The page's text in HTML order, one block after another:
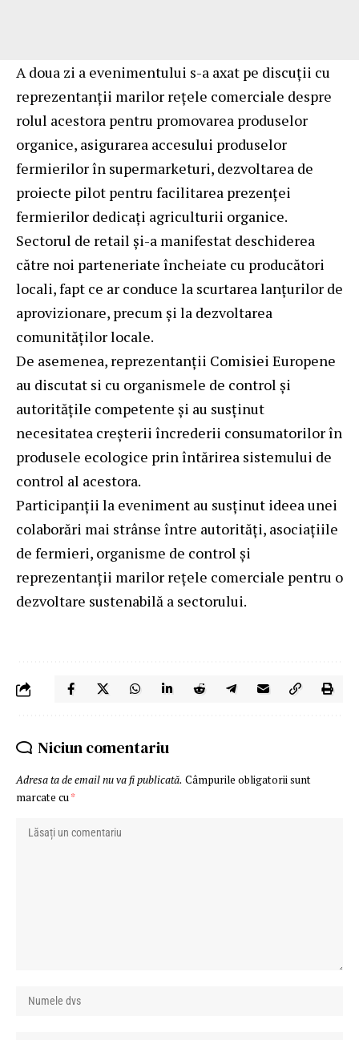
A doua zi a evenimentului s-a axat pe discuții cu
reprezentanții marilor rețele comerciale despre
rolul acestora pentru promovarea produselor
organice, asigurarea accesului produselor
fermierilor în supermarketuri, dezvoltarea de
proiecte pilot pentru facilitarea prezenței
fermierilor dedicați agriculturii organice.
Sectorul de retail și-a manifestat deschiderea
către noi parteneriate încheiate cu producători
locali, fapt ce ar conduce la scurtarea lanțurilor de
aprovizionare, precum și la dezvoltarea
comunităților locale.
De asemenea, reprezentanții Comisiei Europene
au discutat si cu organismele de control și
autoritățile competente și au susținut
necesitatea creșterii încrederii consumatorilor în
produsele ecologice prin întărirea sistemului de
control al acestora.
Participanții la eveniment au susținut ideea unei
colaborări mai strânse între autorități, asociațiile
de fermieri, organisme de control și
reprezentanții marilor rețele comerciale pentru o
dezvoltare sustenabilă a sectorului.
Niciun comentariu
Adresa ta de email nu va fi publicată. Câmpurile obligatorii sunt
marcate cu *